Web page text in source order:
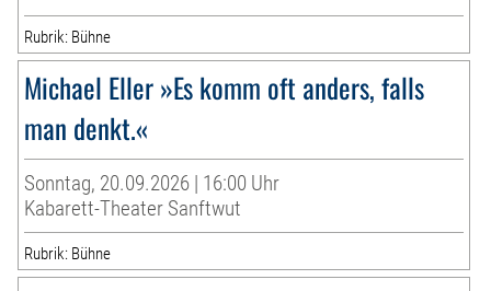
Rubrik: Bühne
Michael Eller »Es komm oft anders, falls
man denkt.«
Sonntag, 20.09.2026 | 16:00 Uhr
Kabarett-Theater Sanftwut
Rubrik: Bühne